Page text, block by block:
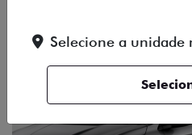
Selecione a unidade